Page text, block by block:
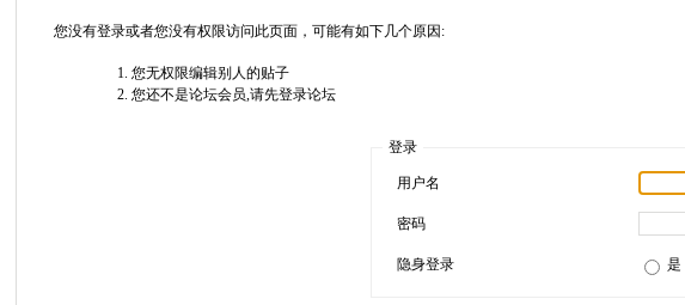
您没有登录或者您没有权限访问此页面，可能有如下几个原因:
您无权限编辑别人的贴子
您还不是论坛会员,请先登录论坛
登录
用户名
密码
隐身登录 是